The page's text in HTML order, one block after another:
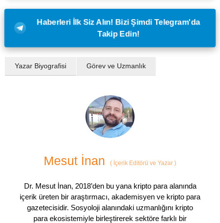
Haberleri İlk Siz Alın! Bizi Şimdi Telegram'da
Takip Edin!
Yazar Biyografisi Görev ve Uzmanlık
Mesut İnan ( İçerik Editörü ve Yazar )
Dr. Mesut İnan, 2018’den bu yana kripto para alanında
içerik üreten bir araştırmacı, akademisyen ve kripto para
gazetecisidir. Sosyoloji alanındaki uzmanlığını kripto
para ekosistemiyle birleştirerek sektöre farklı bir